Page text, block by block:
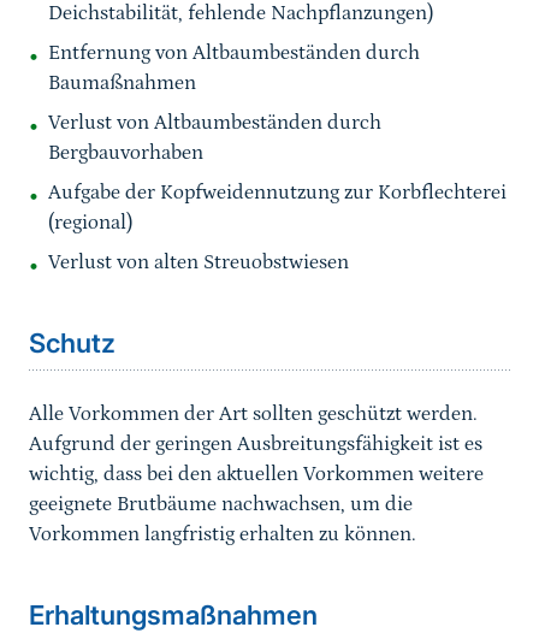
Deichstabilität, fehlende Nachpflanzungen)
Entfernung von Altbaumbeständen durch
Baumaßnahmen
Verlust von Altbaumbeständen durch
Bergbauvorhaben
Aufgabe der Kopfweidennutzung zur Korbflechterei
(regional)
Verlust von alten Streuobstwiesen
Sprungmarke
Schutz
Alle Vorkommen der Art sollten geschützt werden.
Aufgrund der geringen Ausbreitungsfähigkeit ist es
wichtig, dass bei den aktuellen Vorkommen weitere
geeignete Brutbäume nachwachsen, um die
Vorkommen langfristig erhalten zu können.
Sprungmarke
Erhaltungsmaßnahmen